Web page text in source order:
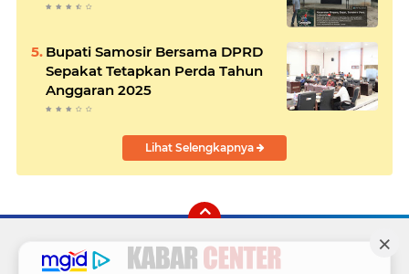
Bupati Samosir Bersama DPRD
Sepakat Tetapkan Perda Tahun
Anggaran 2025
Lihat Selengkapnya